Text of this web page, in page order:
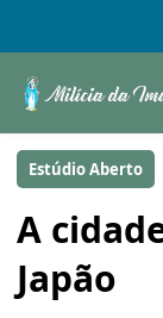
Estúdio Aberto
A
Japão